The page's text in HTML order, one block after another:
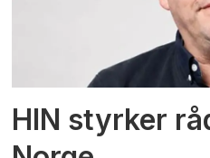
HIN styrker